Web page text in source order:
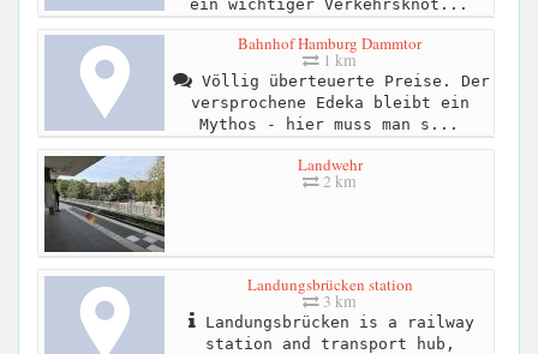
ein wichtiger Verkehrsknot...
Bahnhof Hamburg Dammtor
1 km
Völlig überteuerte Preise. Der
versprochene Edeka bleibt ein
Mythos - hier muss man s...
Landwehr
2 km
Landungsbrücken station
3 km
Landungsbrücken is a railway
station and transport hub,